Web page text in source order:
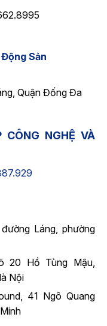
Sản
Quận Đống Đa
CÔNG NGHỆ VÀ
Láng, phường
20 Hồ Tùng Mậu,
Nội
41 Ngô Quang